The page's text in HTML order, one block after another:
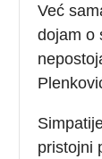
Već
dojam o
pristojni